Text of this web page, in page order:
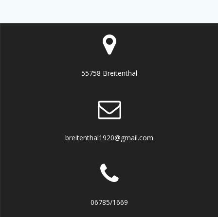
55758 Breitenthal
breitenthal1920@gmail.com
06785/1669